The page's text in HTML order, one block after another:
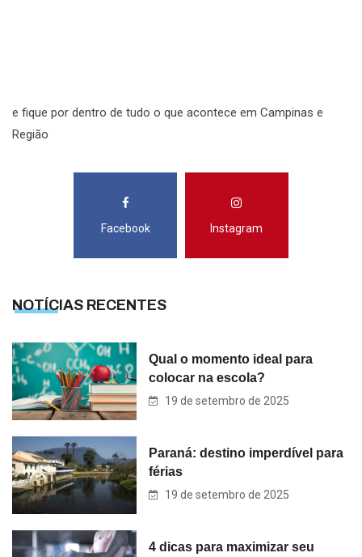
e fique por dentro de tudo o que acontece em Campinas e
Região
Facebook Instagram
NOTÍCIAS RECENTES
Qual o momento ideal para
colocar na escola?
19 de setembro de 2025
Paraná: destino imperdível para
férias
19 de setembro de 2025
4 dicas para maximizar seu